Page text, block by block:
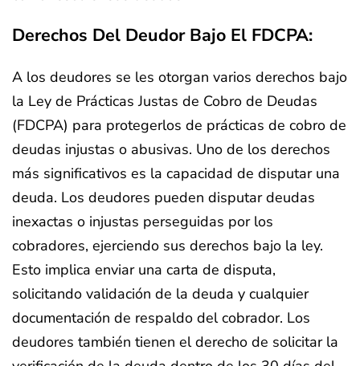
Derechos Del Deudor Bajo El FDCPA:
A los deudores se les otorgan varios derechos bajo
la Ley de Prácticas Justas de Cobro de Deudas
(FDCPA) para protegerlos de prácticas de cobro de
deudas injustas o abusivas. Uno de los derechos
más significativos es la capacidad de disputar una
deuda. Los deudores pueden disputar deudas
inexactas o injustas perseguidas por los
cobradores, ejerciendo sus derechos bajo la ley.
Esto implica enviar una carta de disputa,
solicitando validación de la deuda y cualquier
documentación de respaldo del cobrador. Los
deudores también tienen el derecho de solicitar la